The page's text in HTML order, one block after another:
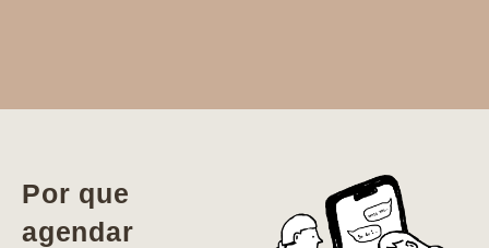
vida. Ela me
encontrou num
estado misto de
Por que
agendar